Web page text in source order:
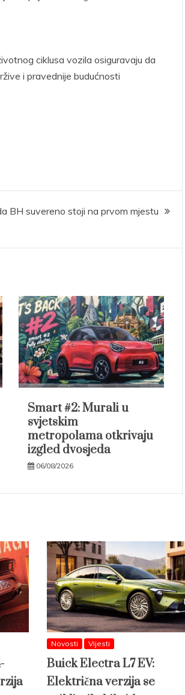
ciklusa vozila osiguravaju da
i pravednije budućnosti
BH suvereno stoji na prvom mjestu
Smart #2: Murali u
svjetskim
metropolama otkrivaju
izgled dvosjeda
06/08/2026
Novosti Vijesti
Buick Electra L7 EV:
Električna verzija se